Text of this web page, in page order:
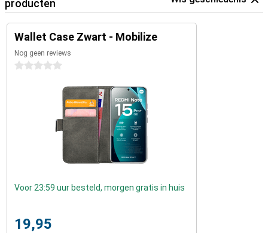
producten
Wallet Case Zwart - Mobilize
Nog geen reviews
0 sterren
Voor 23:59 uur besteld, morgen gratis in huis
19,95